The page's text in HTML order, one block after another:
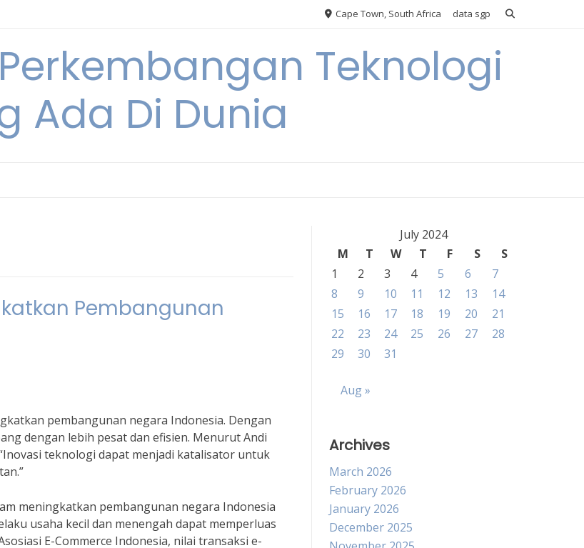
Cape Town, South Africa data sgp
Teknologi
Ada Di Dunia
Pembangunan
pembangunan negara Indonesia. Dengan
dengan lebih pesat dan efisien. Menurut Andi
teknologi dapat menjadi katalisator untuk
meningkatkan pembangunan negara Indonesia
usaha kecil dan menengah dapat memperluas
E-Commerce Indonesia, nilai transaksi e-
July 2024
M
T W T F S
S
1
2 3 4 5 6
7
8
9 10 11 12 13
14
15
16 17 18 19 20
21
22
23 24 25 26 27
28
29
30 31
Aug »
Archives
March 2026
February 2026
January 2026
December 2025